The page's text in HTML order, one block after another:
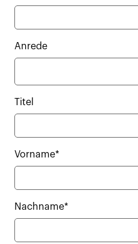
Anrede
Titel
Vorname*
Nachname*